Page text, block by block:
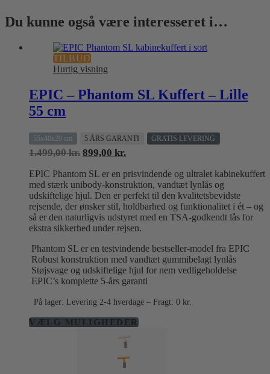
Du kunne også være interesseret i…
TILBUD
Hurtig visning
EPIC – Phantom SL Kuffert – Lille
55 cm
55x40x20 cm 5 ÅRS GARANTI GRATIS LEVERING
1.499,00kr. Den
pris
var:
1.499,00 kr..
899,00 kr.
pris
er:
899,00 kr..
EPIC Phantom SL er en prisvindende og ultralet kabinekuffert
med stærk unibody-konstruktion, vandtæt lynlås og
udskiftelige hjul. Den er perfekt til den kvalitetsbevidste
rejsende, der ønsker stil, holdbarhed og funktionalitet i ét – og
så er den naturligvis udstyret med en TSA-godkendt lås for
ekstra sikkerhed under rejsen.
Phantom SL er en testvindende bestseller-model fra EPIC
Robust konstruktion med vandtæt gummibelagt lynlås
Støjsvage og udskiftelige hjul for nem vedligeholdelse
EPIC’s komplette 5-års garanti
På lager: Levering 2-4 hverdage – Fragt: 0 kr.
VÆLG MULIGHEDERDette